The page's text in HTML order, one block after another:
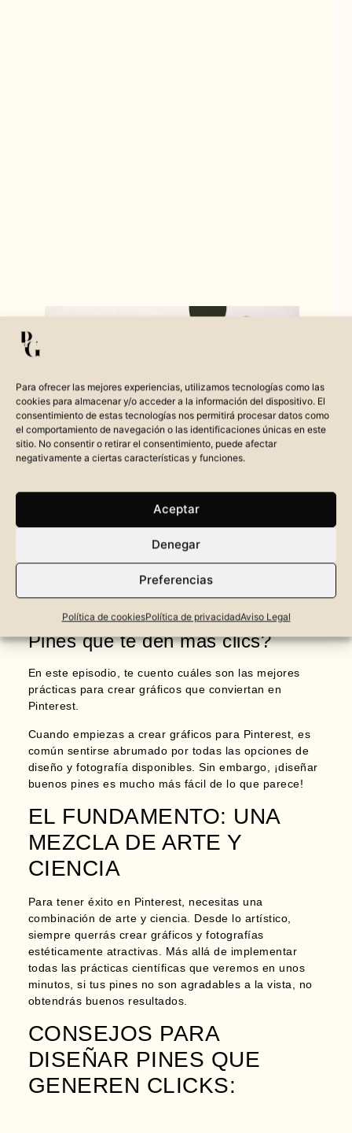
Para ofrecer las mejores experiencias, utilizamos tecnologías como las
cookies para almacenar y/o acceder a la información del dispositivo. El
consentimiento de estas tecnologías nos permitirá procesar datos como
el comportamiento de navegación o las identificaciones únicas en este
sitio. No consentir o retirar el consentimiento, puede afectar
negativamente a ciertas características y funciones.
Aceptar
Denegar
Preferencias
Política de cookiesPolítica de privacidadAviso Legal
CÓMO DISEÑAR PINES
QUE GENEREN CLICKS EN
PINTEREST
¿Quieres saber cómo diseñar
Pines que te den más clics?
En este episodio, te cuento cuáles son las mejores
prácticas para crear gráficos que conviertan en
Pinterest.
Cuando empiezas a crear gráficos para Pinterest, es
común sentirse abrumado por todas las opciones de
diseño y fotografía disponibles. Sin embargo, ¡diseñar
buenos pines es mucho más fácil de lo que parece!
EL FUNDAMENTO: UNA
MEZCLA DE ARTE Y
CIENCIA
Para tener éxito en Pinterest, necesitas una
combinación de arte y ciencia. Desde lo artístico,
siempre querrás crear gráficos y fotografías
estéticamente atractivas. Más allá de implementar
todas las prácticas científicas que veremos en unos
minutos,si tus pines no son agradables a la vista, no
obtendrás buenos resultados.
CONSEJOS PARA
DISEÑAR PINES QUE
GENEREN CLICKS: